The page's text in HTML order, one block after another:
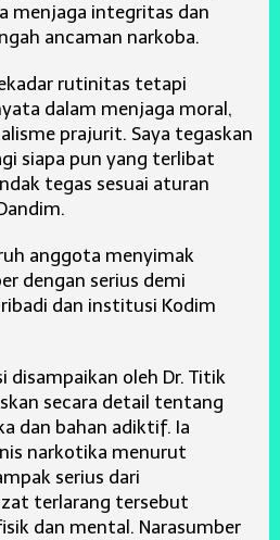
menjaga integritas dan
ancaman narkoba.
rutinitas tetapi
dalam menjaga moral,
prajurit. Saya tegaskan
siapa pun yang terlibat
tegas sesuai aturan
anggota menyimak
dengan serius demi
dan institusi Kodim
disampaikan oleh Dr. Titik
secara detail tentang
dan bahan adiktif. Ia
narkotika menurut
serius dari
terlarang tersebut
dan mental. Narasumber